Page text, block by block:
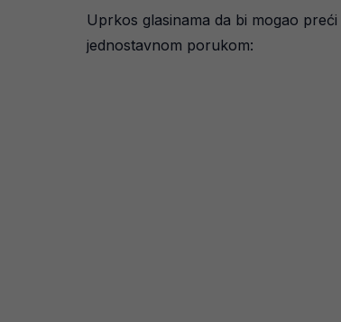
Uprkos glasinama da bi mogao
jednostavnom porukom: